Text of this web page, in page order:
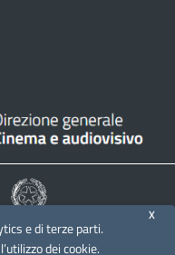
Cinema e audiovisivo
X
e di terze parti.
dei cookie.